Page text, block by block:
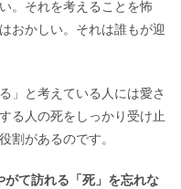
。それを考えることを怖
おかしい。それは誰もが迎
」と考えている人には愛さ
る人の死をしっかり受け止
割があるのです。
がて訪れる「死」を忘れな